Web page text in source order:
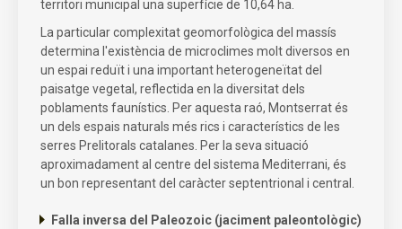
territori municipal una superfície de 10,64 ha.
La particular complexitat geomorfològica del massís
determina l'existència de microclimes molt diversos en
un espai reduït i una important heterogeneïtat del
paisatge vegetal, reflectida en la diversitat dels
poblaments faunístics. Per aquesta raó, Montserrat és
un dels espais naturals més rics i característics de les
serres Prelitorals catalanes. Per la seva situació
aproximadament al centre del sistema Mediterrani, és
un bon representant del caràcter septentrional i central.
Falla inversa del Paleozoic (jaciment paleontològic)